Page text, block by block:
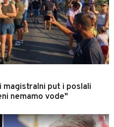
magistralni put i poslali
nemamo vode"
1